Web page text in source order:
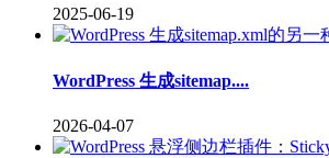
2025-06-19
WordPress 生成sitemap....
2026-04-07